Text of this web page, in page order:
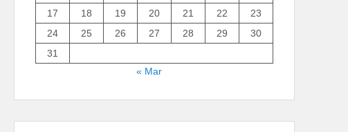
17
18 19 20 21 22
23
24
25 26 27 28 29
30
31
« Mar